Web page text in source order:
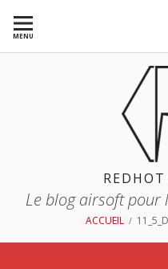
auMENU
Le blog airsoft pour
ACCUEIL